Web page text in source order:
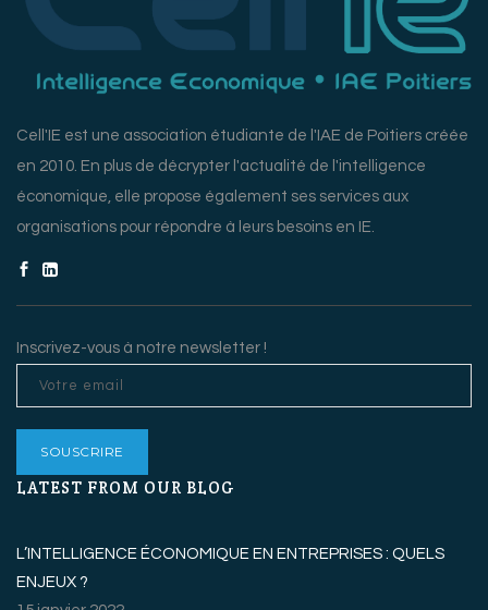
Cell'IE est une association étudiante de l'IAE de Poitiers créée
en 2010. En plus de décrypter l'actualité de l'intelligence
économique, elle propose également ses services aux
organisations pour répondre à leurs besoins en IE.
Inscrivez-vous à notre newsletter !
LATEST FROM OUR BLOG
L’INTELLIGENCE ÉCONOMIQUE EN ENTREPRISES : QUELS
ENJEUX ?